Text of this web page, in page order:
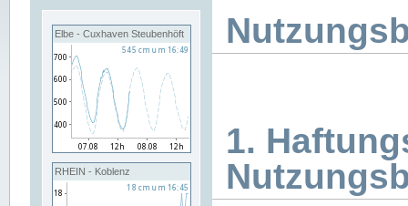
Elbe - Cuxhaven Steubenhöft
RHEIN - Koblenz
1.